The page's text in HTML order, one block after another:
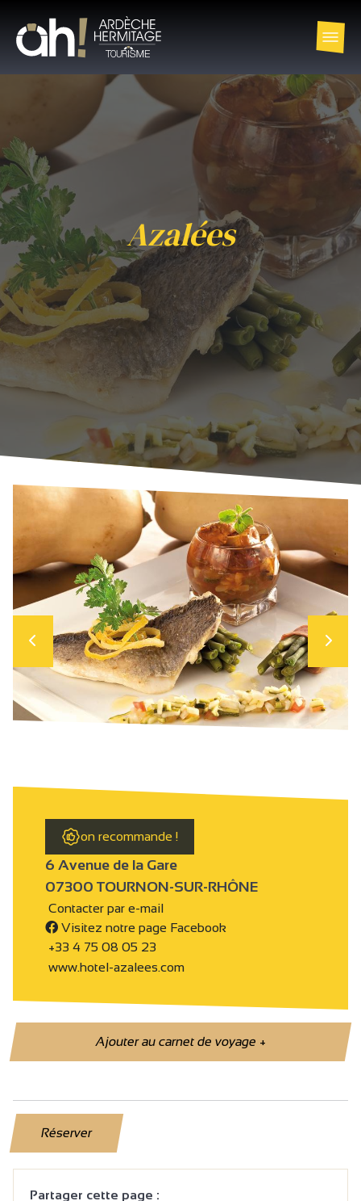
Azalées
on recommande !
6 Avenue de la Gare
07300 TOURNON-SUR-RHÔNE
Contacter par e-mail
Visitez notre page Facebook
+33 4 75 08 05 23
www.hotel-azalees.com
Ajouter au carnet de voyage+
Réserver
Partager cette page :